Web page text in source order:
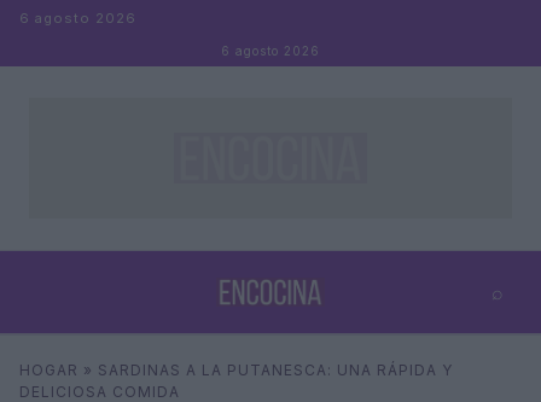
Saltar al contenido
6 agosto 2026
6 agosto 2026
⌕
Buscar
HOGAR » SARDINAS A LA PUTANESCA: UNA RÁPIDA Y
DELICIOSA COMIDA